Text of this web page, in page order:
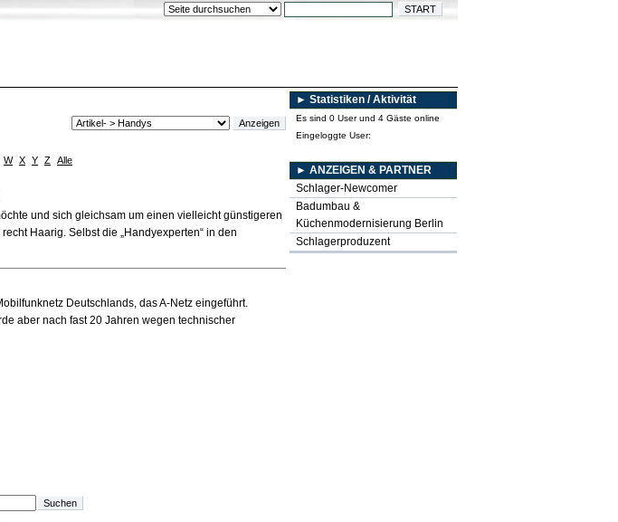
W X Y Z Alle
und sich gleichsam um einen vielleicht günstigeren
Haarig. Selbst die „Handyexperten“ in den
Deutschlands, das A-Netz eingeführt.
aber nach fast 20 Jahren wegen technischer
► Statistiken / Aktivität
Es sind 0 User und 4 Gäste online
Eingeloggte User:
► ANZEIGEN & PARTNER
Schlager-Newcomer
Badumbau &
Küchenmodernisierung Berlin
Schlagerproduzent